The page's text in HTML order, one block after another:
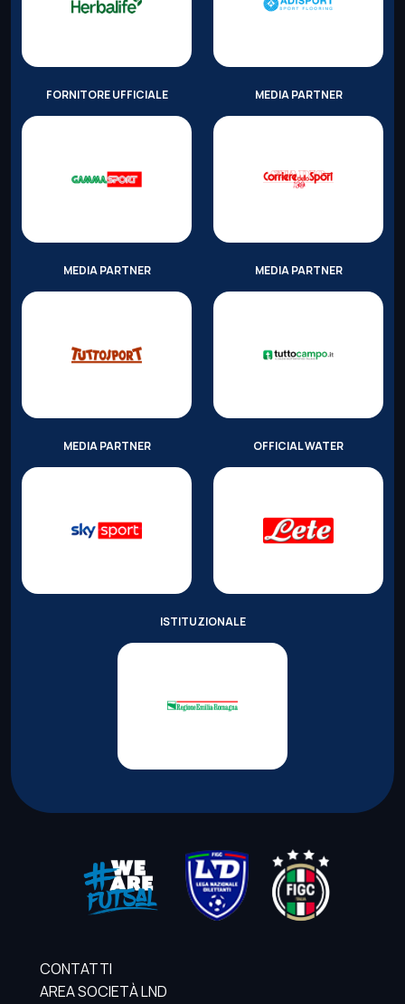
FORNITORE UFFICIALE MEDIA PARTNER
MEDIA PARTNER MEDIA PARTNER
MEDIA PARTNER OFFICIAL WATER
ISTITUZIONALE
CONTATTI
AREA SOCIETÀ LND